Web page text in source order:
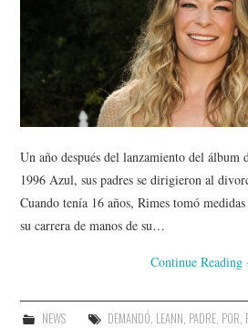
Un año después del lanzamiento del álbum
1996 Azul, sus padres se dirigieron al
Cuando tenía 16 años, Rimes tomó
su carrera de manos de su…
Continue Reading
NEWS DEMANDÓ, LEANN, PADRE, POR,